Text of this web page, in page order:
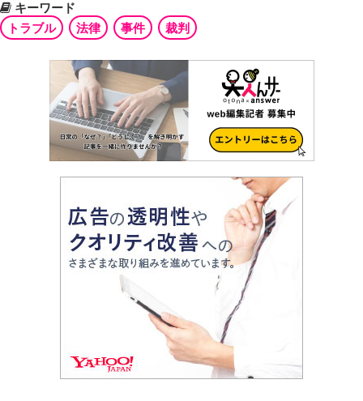
キーワード
トラブル
法律 事件 裁判